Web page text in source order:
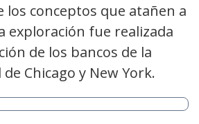
los conceptos que atañen a
exploración fue realizada
de los bancos de la
de Chicago y New York.